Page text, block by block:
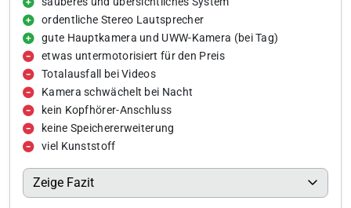
ordentliche Stereo Lautsprecher
gute Hauptkamera und UWW-Kamera (bei Tag)
etwas untermotorisiert für den Preis
Totalausfall bei Videos
Kamera schwächelt bei Nacht
kein Kopfhörer-Anschluss
keine Speichererweiterung
viel Kunststoff
Zeige Fazit